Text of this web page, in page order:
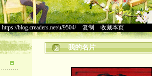
https://blog.creaders.net/u/9504/> 复制 收藏本页
我的名片